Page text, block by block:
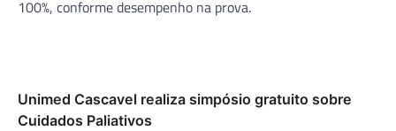
100%, conforme desempenho na prova.
Unimed Cascavel realiza simpósio gratuito sobre
Cuidados Paliativos